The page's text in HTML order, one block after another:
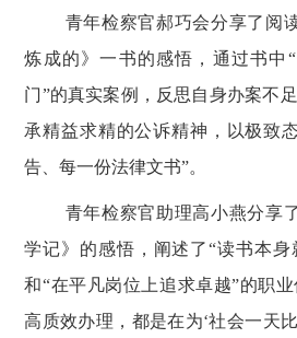
青年检察官郝巧会分享了阅
炼成的》一书的感悟，通过书中
门”的真实案例，反思自身办案不
承精益求精的公诉精神，以极致
告、每一份法律文书”。
青年检察官助理高小燕分享
学记》的感悟，阐述了“读书本身
和“在平凡岗位上追求卓越”的职
高质效办理，都是在为‘社会一天